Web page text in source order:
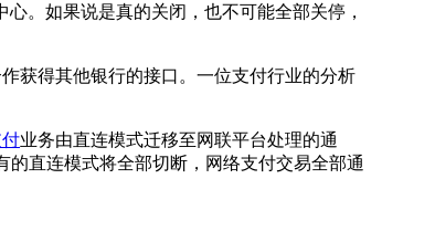
。如果说是真的关闭，也不可能全部关停，
获得其他银行的接口。一位支付行业的分析
业务由直连模式迁移至网联平台处理的通
的直连模式将全部切断，网络支付交易全部通